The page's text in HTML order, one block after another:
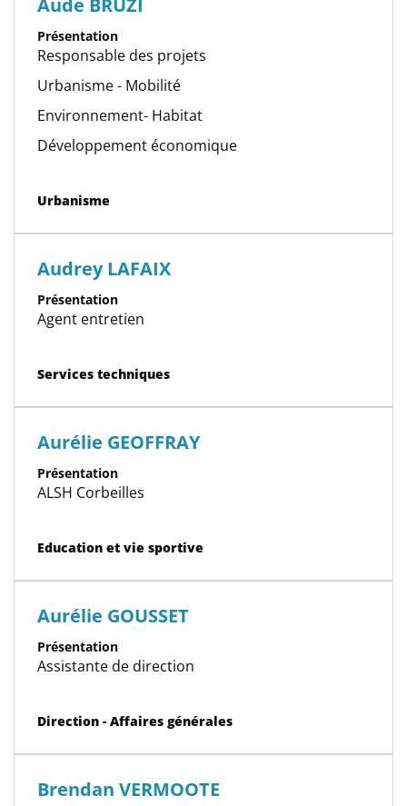
Présentation
Responsable des projets
Urbanisme - Mobilité
Environnement- Habitat
Développement économique
Catégorie(s)
Urbanisme
Audrey LAFAIX
Présentation
Agent entretien
Catégorie(s)
Services techniques
Aurélie GEOFFRAY
Présentation
ALSH Corbeilles
Catégorie(s)
Education et vie sportive
Aurélie GOUSSET
Présentation
Assistante de direction
Catégorie(s)
Direction - Affaires générales
Brendan VERMOOTE